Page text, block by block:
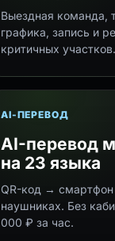
Выездная команда,
графика, запись и
критичных участков.
AI-ПЕРЕВОД
AI-перевод
на 23 языка
QR-код →
наушниках. Без
000 ₽ за час.